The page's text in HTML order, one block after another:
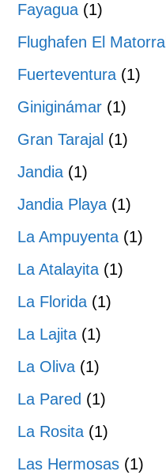
Fayagua (1)
Flughafen El Matorral
Fuerteventura (1)
Giniginámar (1)
Gran Tarajal (1)
Jandia (1)
Jandia Playa (1)
La Ampuyenta (1)
La Atalayita (1)
La Florida (1)
La Lajita (1)
La Oliva (1)
La Pared (1)
La Rosita (1)
Las Hermosas (1)